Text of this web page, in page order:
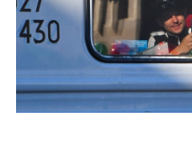
НЕФТЕХИМИЯ
НЕФТЬ
ОПК
ЭНЕРГЕТИКА
РОЗНИЧНАЯ ТОРГОВЛЯ
ТРАНСПОРТ
УСЛУГИ
НОВОСТИ ТЕХНОЛОГИЙ
IT
МЕДИА
МЕРОПРИЯТИЯ
НОВОСТИ МЕРОПРИЯТИЙ
ВЫЕЗДНАЯ РЕДАКЦИЯ
СПОРТ
НОВОСТИ СПОРТА
ОБЩЕСТВО